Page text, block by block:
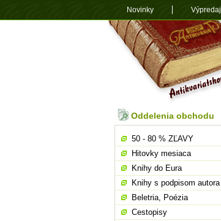
Oddelenia obchodu
50 - 80 % ZĽAVY
Hitovky mesiaca
Knihy do Eura
Knihy s podpisom autora
Beletria, Poézia
Cestopisy
Novinky Výpredaj